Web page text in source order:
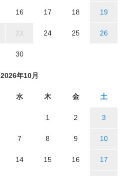
16 17 18 19
23 24 25 26
30
2026年10月
水 木 金 土
1 2 3
7 8 9 10
14 15 16 17